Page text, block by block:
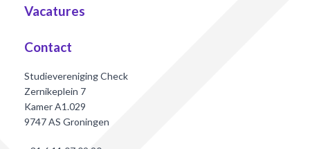
Vacatures
Contact
Studievereniging Check
Zernikeplein 7
Kamer A1.029
9747 AS Groningen